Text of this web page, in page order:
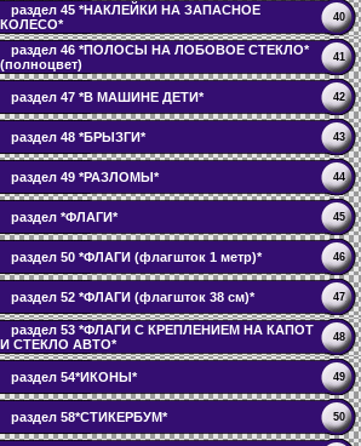
раздел 45 *НАКЛЕЙКИ НА ЗАПАСНОЕ
КОЛЕСО*
40
раздел 46 *ПОЛОСЫ НА ЛОБОВОЕ СТЕКЛО*
(полноцвет)
41
раздел 47 *В МАШИНЕ ДЕТИ* 42
раздел 48 *БРЫЗГИ* 43
раздел 49 *РАЗЛОМЫ* 44
раздел *ФЛАГИ* 45
раздел 50 *ФЛАГИ (флагшток 1 метр)* 46
раздел 52 *ФЛАГИ (флагшток 38 см)* 47
раздел 53 *ФЛАГИ С КРЕПЛЕНИЕМ НА КАПОТ
И СТЕКЛО АВТО*
48
раздел 54*ИКОНЫ* 49
раздел 58*СТИКЕРБУМ* 50